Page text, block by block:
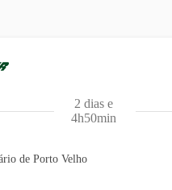
de Porto Velho
2 dias e
4h50min